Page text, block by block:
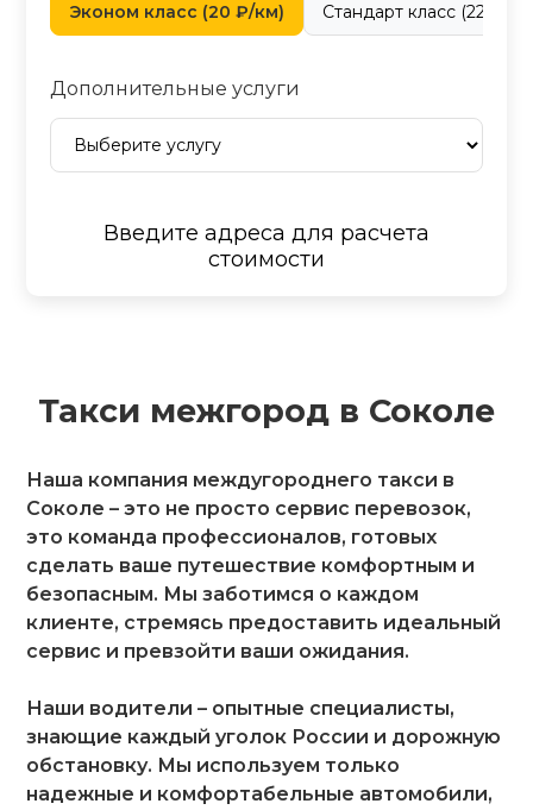
Эконом класс (20 ₽/км) Стандарт класс (22 ₽/
Дополнительные услуги
Введите адреса для расчета
стоимости
Такси межгород в Соколе
Наша компания междугороднего такси в
Соколе – это не просто сервис перевозок,
это команда профессионалов, готовых
сделать ваше путешествие комфортным и
безопасным. Мы заботимся о каждом
клиенте, стремясь предоставить идеальный
сервис и превзойти ваши ожидания.
Наши водители – опытные специалисты,
знающие каждый уголок России и дорожную
обстановку. Мы используем только
надежные и комфортабельные автомобили,